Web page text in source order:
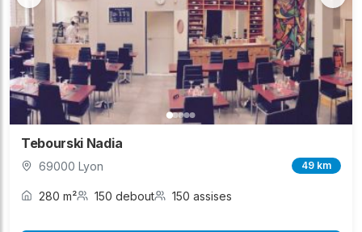
Tebourski Nadia
69000 Lyon 49 km
280 m² 150 debout 150 assises